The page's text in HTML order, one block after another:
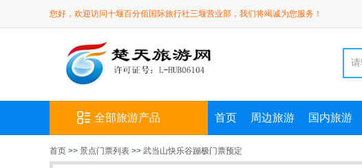
您好，欢迎访问十堰百分佰国际旅行社三堰营业部，我们将竭诚为您服务！
全部旅游产品 首页 周边旅游 国内旅游
首页 >> 景点门票列表 >> 武当山快乐谷蹦极门票预定